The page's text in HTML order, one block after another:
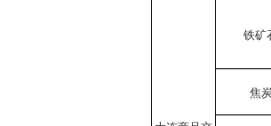
铁矿
焦